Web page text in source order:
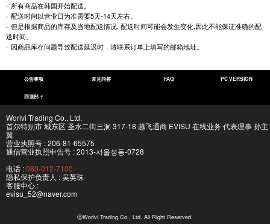
所有商品在韩国开始配送。
配送时间以营业日为准需要5天-14天左右。
但是根据商品的库存及当地配送情况, 配送时间可能会发生变化,因此不能保证准确的配
送时间。
因商品库存问题导致配送延迟时，请联系订单上填写的邮箱地址。
公告事项 常见问答 FAQ PC VERSION
回顶部 ↑
Worlvi Trading Co., Ltd.
首尔特别市 城东区 圣水二街三洞 317-18 越飞通商 EVISU 在线业务 代表理事 孙主
翼
营业执照号 : 206-81-65575
通信营业执照申告号 : 2013-서울성동-0728
电话 :080-012-7100
隐私保护负责人 : 吴英珠
客服中心 :
evisu_52@naver.com
ⓒWorlvi Trading Co., Ltd. All Right Reserved.